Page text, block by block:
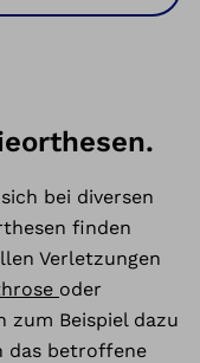
bei diversen
finden
Verletzungen
oder
zum Beispiel dazu
das betroffene